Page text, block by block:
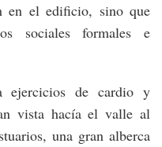
en el edificio, sino que
sociales formales e
ejercicios de cardio y
vista hacía el valle al
una gran alberca